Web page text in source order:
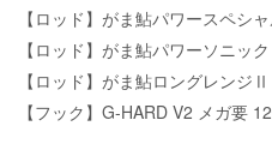
【ロッド】がま鮎パワースペシ
【ロッド】がま鮎パワーソニッ
【ロッド】がま鮎ロングレンジ
【フック】G-HARD V2 メガ要